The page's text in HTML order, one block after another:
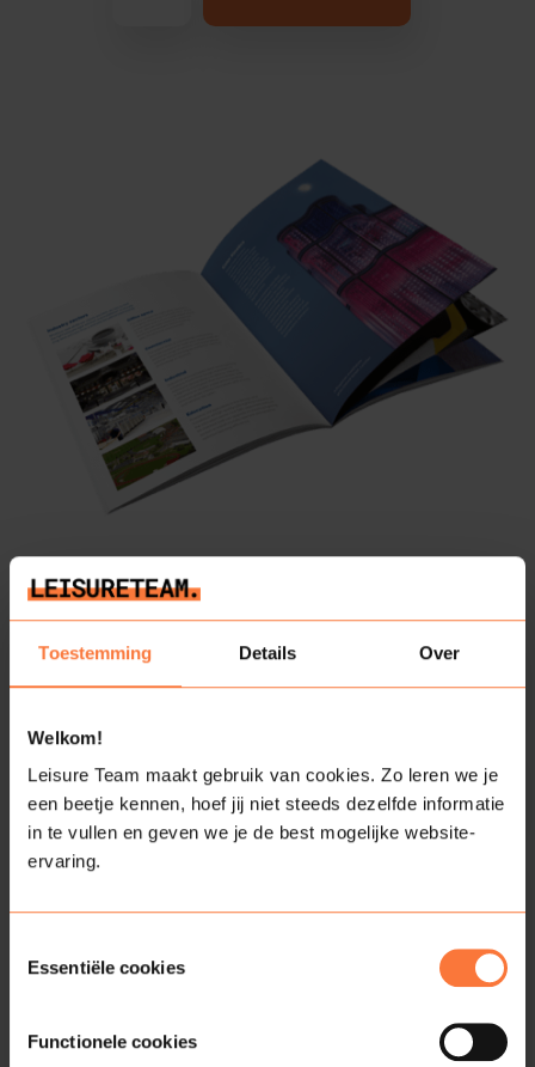
Toestemming Details Over
Welkom!
Leisure Team maakt gebruik van cookies. Zo leren we je
een beetje kennen, hoef jij niet steeds dezelfde informatie
in te vullen en geven we je de best mogelijke website-
ervaring.
Essentiële cookies
Functionele cookies
We helpen je graag!
Voornaam Achternaam
E-mailadres
(Vereist)
Telefoonnummer